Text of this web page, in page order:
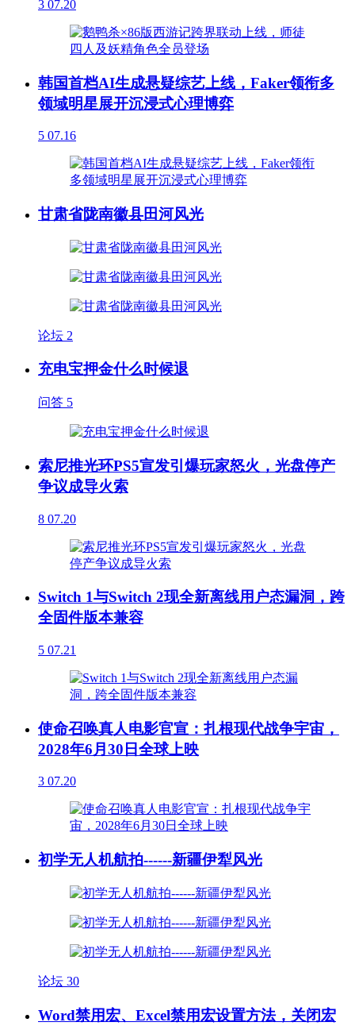
3 07.20
韩国首档AI生成悬疑综艺上线，Faker领衔多
领域明星展开沉浸式心理博弈
5 07.16
甘肃省陇南徽县田河风光
论坛 2
充电宝押金什么时候退
问答 5
索尼推光环PS5宣发引爆玩家怒火，光盘停产
争议成导火索
8 07.20
Switch 1与Switch 2现全新离线用户态漏洞，跨
全固件版本兼容
5 07.21
使命召唤真人电影官宣：扎根现代战争宇宙，
2028年6月30日全球上映
3 07.20
初学无人机航拍------新疆伊犁风光
论坛 30
Word禁用宏、Excel禁用宏设置方法，关闭宏